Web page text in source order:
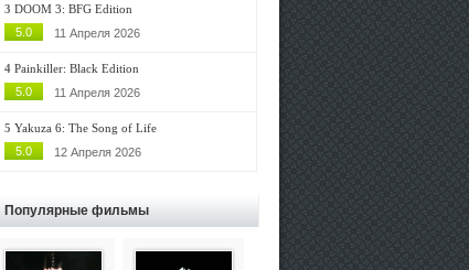
3 DOOM 3: BFG Edition
5.0
11 Апреля 2026
4 Painkiller: Black Edition
5.0
11 Апреля 2026
5 Yakuza 6: The Song of Life
5.0
12 Апреля 2026
Популярные фильмы